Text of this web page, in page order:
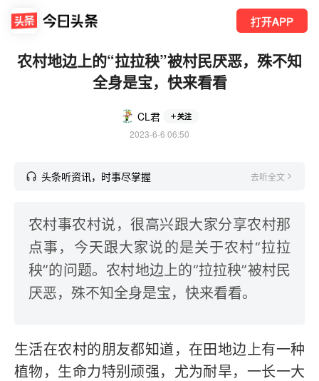
打开APP
农村地边上的“拉拉秧”被村民厌恶，殊不知
全身是宝，快来看看
CL君 关注
2023-6-6 06:50
头条听资讯，时事尽掌握 去听全文
农村事农村说，很高兴跟大家分享农村那
点事，今天跟大家说的是关于农村“拉拉
秧”的问题。农村地边上的“拉拉秧”被村民
厌恶，殊不知全身是宝，快来看看。
生活在农村的朋友都知道，在田地边上有一种
植物，生命力特别顽强，尤为耐旱，一长一大